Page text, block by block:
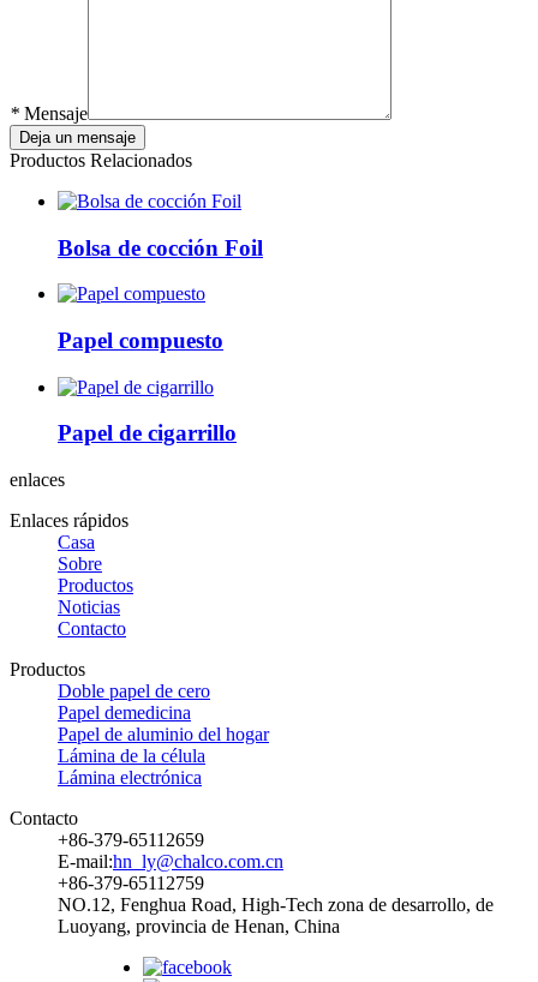
* Mensaje
Productos Relacionados
Bolsa de cocción Foil
Papel compuesto
Papel de cigarrillo
enlaces
Enlaces rápidos
Casa
Sobre
Productos
Noticias
Contacto
Productos
Doble papel de cero
Papel demedicina
Papel de aluminio del hogar
Lámina de la célula
Lámina electrónica
Contacto
+86-379-65112659
E-mail:hn_ly@chalco.com.cn
+86-379-65112759
NO.12, Fenghua Road, High-Tech zona de desarrollo, de
Luoyang, provincia de Henan, China